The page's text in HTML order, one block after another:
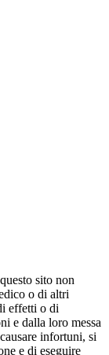
sito non
o di altri
effetti o di
e dalla loro messa
infortuni, si
e di eseguire